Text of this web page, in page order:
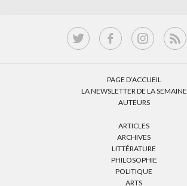
PAGE D’ACCUEIL
LA NEWSLETTER DE LA SEMAINE
AUTEURS
ARTICLES
ARCHIVES
LITTÉRATURE
PHILOSOPHIE
POLITIQUE
ARTS